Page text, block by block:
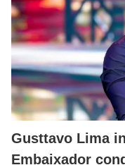
Gusttavo Lima
Embaixador